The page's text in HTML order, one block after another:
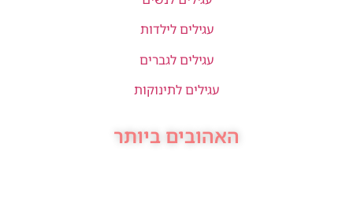
עגילים לילדות
עגילים לגברים
עגילים לתינוקות
האהובים ביותר